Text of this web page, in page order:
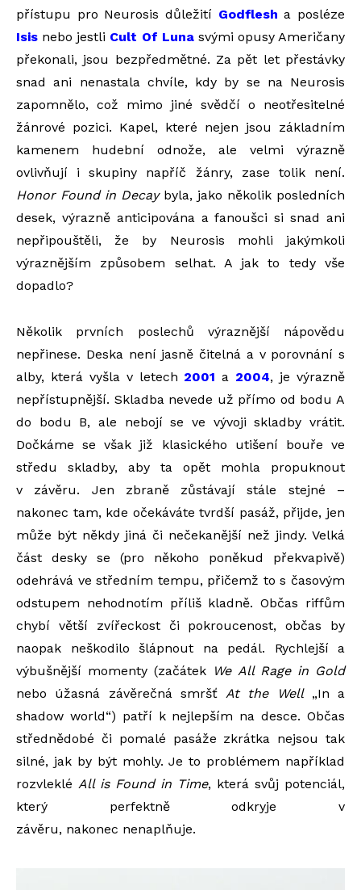
přístupu pro Neurosis důležití Godflesh a posléze
Isis nebo jestli Cult Of Lunasvými opusy Američany
překonali, jsou bezpředmětné. Za pět let přestávky
snad ani nenastala chvíle, kdy by se na Neurosis
zapomnělo, což mimo jiné svědčí o neotřesitelné
žánrové pozici. Kapel, které nejen jsou základním
kamenem hudební odnože, ale velmi výrazně
ovlivňují i skupiny napříč žánry, zase tolik není.
Honor Found in Decaybyla, jako několik posledních
desek, výrazně anticipována a fanoušci si snad ani
nepřipouštěli, že by Neurosis mohli jakýmkoli
výraznějším způsobem selhat. A jak to tedy vše
dopadlo?
Několik prvních poslechů výraznější nápovědu
nepřinese. Deska není jasně čitelná a v porovnání s
alby, která vyšla v letech 2001 a 2004, je výrazně
nepřístupnější. Skladba nevede už přímo od bodu A
do bodu B, ale nebojí se ve vývoji skladby vrátit.
Dočkáme se však již klasického utišení bouře ve
středu skladby, aby ta opět mohla propuknout
v závěru. Jen zbraně zůstávají stále stejné –
nakonec tam, kde očekáváte tvrdší pasáž, přijde, jen
může být někdy jiná či nečekanější než jindy. Velká
část desky se (pro někoho poněkud překvapivě)
odehrává ve středním tempu, přičemž to s časovým
odstupem nehodnotím příliš kladně. Občas riffům
chybí větší zvířeckost či pokroucenost, občas by
naopak neškodilo šlápnout na pedál. Rychlejší a
výbušnější momenty (začátek We All Rage in Gold
nebo úžasná závěrečná smršť At the Well„In a
shadow world“) patří k nejlepším na desce. Občas
střednědobé či pomalé pasáže zkrátka nejsou tak
silné, jak by být mohly. Je to problémem například
rozvleklé All is Found in Time, která svůj potenciál,
který perfektně odkryje v
závěru, nakonec nenaplňuje.